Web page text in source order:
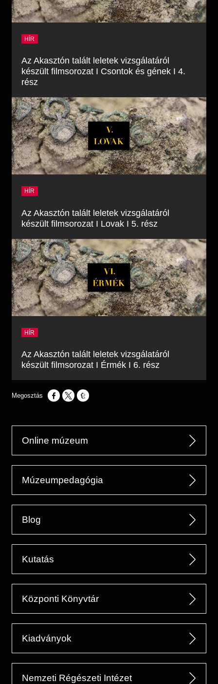
Az Akasztón talált leletek vizsgálatáról
készült filmsorozat I Csontok és gének I 4.
rész
HÍR
Az Akasztón talált leletek vizsgálatáról
készült filmsorozat I Lovak I 5. rész
HÍR
Az Akasztón talált leletek vizsgálatáról
készült filmsorozat I Érmék I 6. rész
HÍR
Opens in a new window
Opens in a new window
Opens in a new window
Online múzeum
Múzeumpedagógia
Blog
Kutatás
Központi Könyvtár
Kiadványok
Nemzeti Régészeti Intézet